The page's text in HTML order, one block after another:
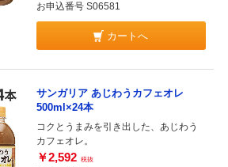
お申込番号 S06581
カートへ
サンガリア あじわうカフェオレ
500ml×24本
コクとうまみを引き出した、あじわう
カフェオレ。
￥2,592 税抜